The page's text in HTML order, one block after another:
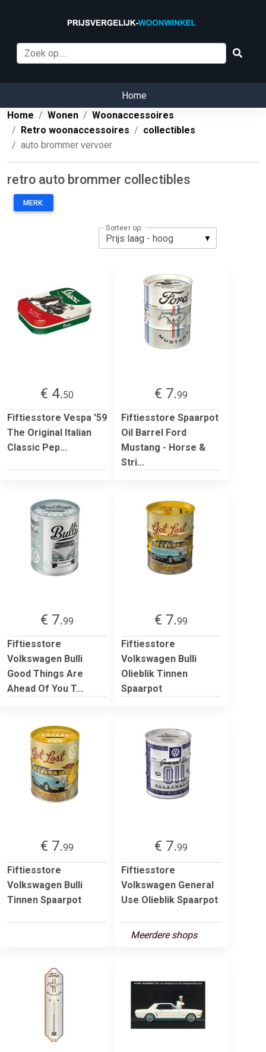
Home
Home
Wonen
Woonaccessoires
Retro woonaccessoires
collectibles
auto brommer vervoer
retro auto brommer collectibles
MERK:
Sorteer op:
€ 4.50
Fiftiesstore Vespa '59
The Original Italian
Classic Pep...
€ 7.99
Fiftiesstore Spaarpot
Oil Barrel Ford
Mustang - Horse &
Stri...
€ 7.99
Fiftiesstore
Volkswagen Bulli
Good Things Are
Ahead Of You T...
€ 7.99
Fiftiesstore
Volkswagen Bulli
Olieblik Tinnen
Spaarpot
€ 7.99
Fiftiesstore
Volkswagen Bulli
Tinnen Spaarpot
€ 7.99
Fiftiesstore
Volkswagen General
Use Olieblik Spaarpot
Meerdere shops